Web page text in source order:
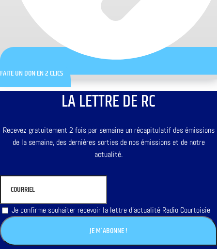
FAITE UN DON EN 2 CLICS
LA LETTRE DE RC
Recevez gratuitement 2 fois par semaine un récapitulatif des émissions
de la semaine, des dernières sorties de nos émissions et de notre
actualité.
Je confirme souhaiter recevoir la lettre d'actualité Radio Courtoisie